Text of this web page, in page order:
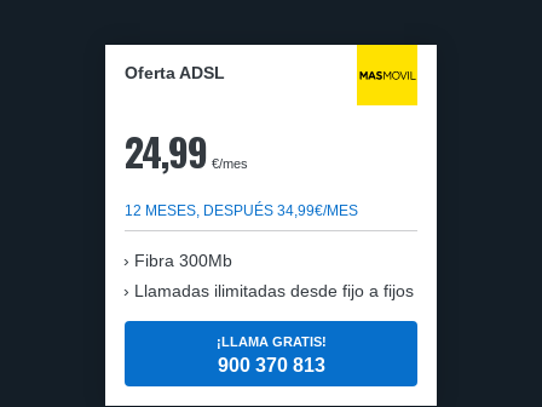
Oferta ADSL
24,99 €/mes
12 MESES, DESPUÉS 34,99€/MES
Fibra 300Mb
Llamadas ilimitadas desde fijo a fijos
¡LLAMA GRATIS!
900 370 813